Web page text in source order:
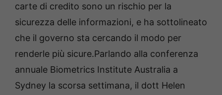
carte di credito sono un rischio per la
sicurezza delle informazioni, e ha sottolineato
che il governo sta cercando il modo per
renderle più sicure.Parlando alla conferenza
annuale Biometrics Institute Australia a
Sydney la scorsa settimana, il dott Helen